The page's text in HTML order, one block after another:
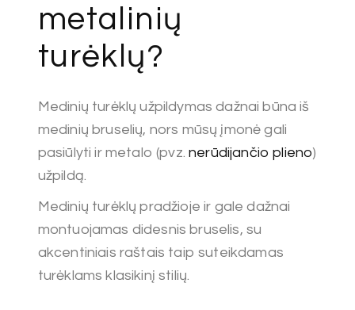
metalinių
turėklų?
Medinių turėklų užpildymas dažnai būna iš
medinių bruselių, nors mūsų įmonė gali
pasiūlyti ir metalo (pvz.nerūdijančio plieno)
užpildą.
Medinių turėklų pradžioje ir gale dažnai
montuojamas didesnis bruselis, su
akcentiniais raštais taip suteikdamas
turėklams klasikinį stilių.